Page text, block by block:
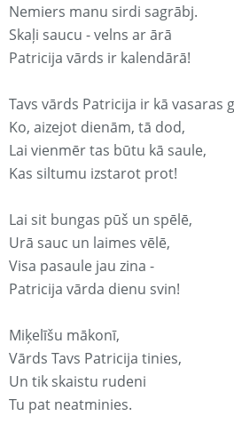
Nemiers manu sirdi sagrābj.
Skaļi saucu - velns ar ārā
Patricija vārds ir kalendārā!
Tavs vārds Patricija ir kā vasaras
Ko, aizejot dienām, tā dod,
Lai vienmēr tas būtu kā saule,
Kas siltumu izstarot prot!
Lai sit bungas pūš un spēlē,
Urā sauc un laimes vēlē,
Visa pasaule jau zina -
Patricija vārda dienu svin!
Miķelīšu mākonī,
Vārds Tavs Patricija tinies,
Un tik skaistu rudeni
Tu pat neatminies.